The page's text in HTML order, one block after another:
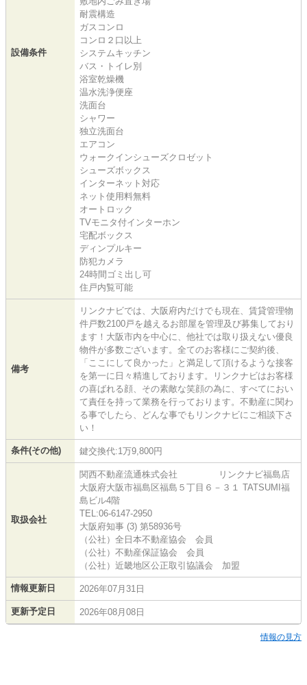
設備条件
耐震構造
ガスコンロ
コンロ２口以上
システムキッチン
バス・トイレ別
浴室乾燥機
温水洗浄便座
洗面台
シャワー
独立洗面台
エアコン
ウォークインシューズクロゼット
シューズボックス
インターネット対応
ネット使用料無料
オートロック
TVモニタ付インターホン
宅配ボックス
ディンプルキー
防犯カメラ
24時間ゴミ出し可
住戸内覧可能
備考
リンクナビでは、大阪府内だけでも現在、賃貸管理物
件戸数2100戸を越えるお部屋を管理及び募集しており
ます！大阪市内を中心に、他社では取り扱えない優良
物件が多数ございます。全てのお客様にご契約後、
「ここにして良かった」と満足して頂けるような接客
を第一に日々精進しております。リンクナビはお客様
の喜ばれる顔、その素敵な笑顔の為に、すべてにおい
て責任を持って業務を行っております。不動産に関わ
る事でしたら、どんな事でもリンクナビにご相談下さ
い！
条件(その他) 鍵交換代:1万9,800円
取扱会社
関西不動産流通株式会社 リンクナビ福島店
大阪府大阪市福島区福島５丁目６－３１ TATSUMI福
島ビル4階
TEL:06-6147-2950
大阪府知事 (3) 第58936号
（公社）全日本不動産協会 会員
（公社）不動産保証協会 会員
（公社）近畿地区公正取引協議会 加盟
情報更新日 2026年07月31日
更新予定日 2026年08月08日
情報の見方